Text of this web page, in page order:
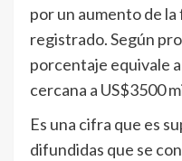
por un aumento de
registrado. Según
porcentaje equivale
cercana a US$3500
Es una cifra que es
difundidas que se